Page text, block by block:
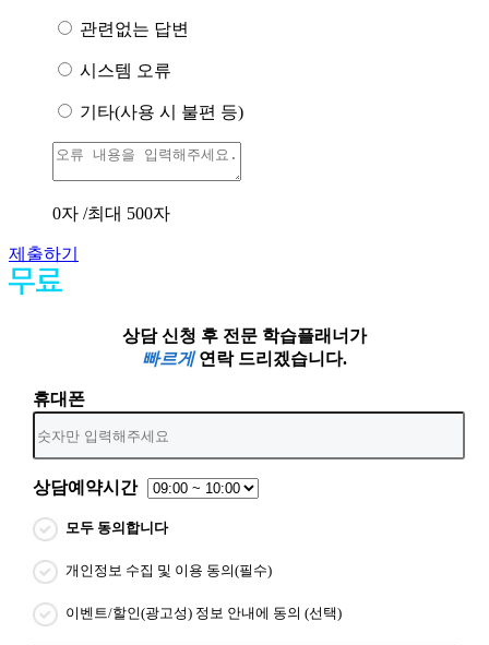
관련없는 답변
시스템 오류
기타(사용 시 불편 등)
0자 /최대 500자
제출하기
상담 신청 후 전문 학습플래너가
빠르게연락 드리겠습니다.
휴대폰
상담예약시간
모두 동의합니다
개인정보 수집 및 이용 동의(필수)
이벤트/할인(광고성) 정보 안내에 동의 (선택)